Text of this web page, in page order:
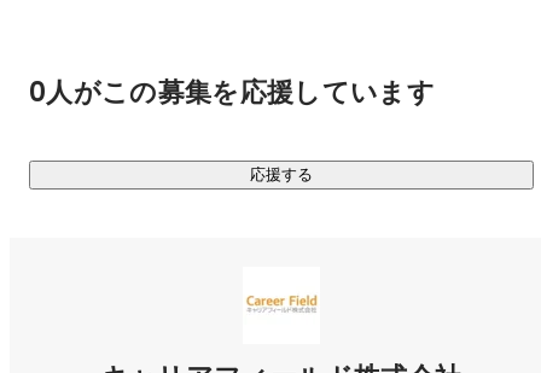
養成スクール事業など、新規事業を次々と展開しています。
0人がこの募集を応援しています
応援する